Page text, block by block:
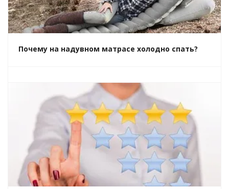
Почему на надувном матрасе холодно спать?